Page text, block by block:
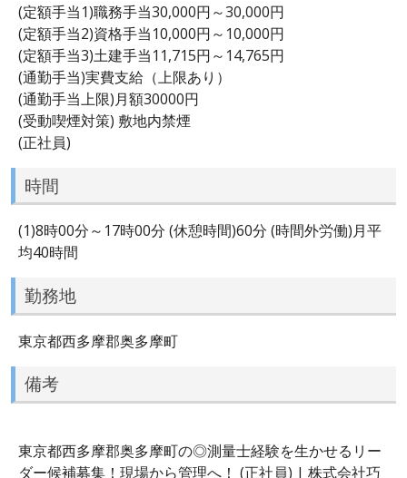
(定額手当1)職務手当30,000円～30,000円
(定額手当2)資格手当10,000円～10,000円
(定額手当3)土建手当11,715円～14,765円
(通勤手当)実費支給（上限あり）
(通勤手当上限)月額30000円
(受動喫煙対策) 敷地内禁煙
(正社員)
時間
(1)8時00分～17時00分 (休憩時間)60分 (時間外労働)月平
均40時間
勤務地
東京都西多摩郡奥多摩町
備考
東京都西多摩郡奥多摩町の◎測量士経験を生かせるリー
ダー候補募集！現場から管理へ！ (正社員) | 株式会社巧